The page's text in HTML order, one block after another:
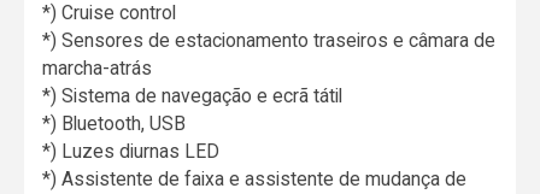
*) Cruise control
*) Sensores de estacionamento traseiros e câmara de
marcha-atrás
*) Sistema de navegação e ecrã tátil
*) Bluetooth, USB
*) Luzes diurnas LED
*) Assistente de faixa e assistente de mudança de